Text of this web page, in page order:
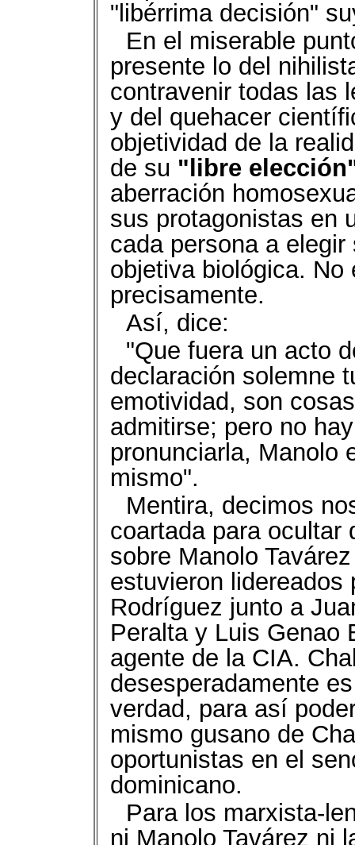
"libérrima decisión"
En el miserable
presente lo del
contravenir todas las
y del quehacer
objetividad de la
de su "libre
aberración
sus protagonistas en
cada persona a
objetiva biológica.
precisamente.
Así, dice:
"Que fuera un acto
declaración solemne
emotividad, son
admitirse; pero no
pronunciarla, Manolo
mismo".
Mentira, decimos
coartada para ocultar
sobre Manolo
estuvieron lidereados
Rodríguez junto a
Peralta y Luis Genao
agente de la CIA.
desesperadamente
verdad, para así
mismo gusano de
oportunistas en el
dominicano.
Para los marxista-
ni Manolo Tavárez ni